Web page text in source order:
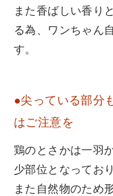
また香ばしい香り
る為、ワンちゃん
す。
●尖っている部分
はご注意を
鶏のとさかは一羽
少部位となってお
また自然物のため